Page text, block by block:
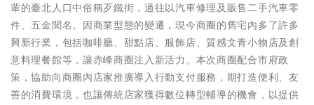
輩的臺北人口中俗稱歹鐵街，過往以汽車修理及販售二手汽車零
件、五金聞名。因商業型態的變遷，現今商圈的舊宅內多了許多
興新行業，包括咖啡廳、甜點店、服飾店、質感文青小物店及創
意料理餐館等，讓赤峰商圈注入新活力。本次商圈配合市府政
策，協助向商圈內店家推廣導入行動支付服務，期打造便利、友
善的消費環境，也讓傳統店家獲得數位轉型輔導的機會，以提供